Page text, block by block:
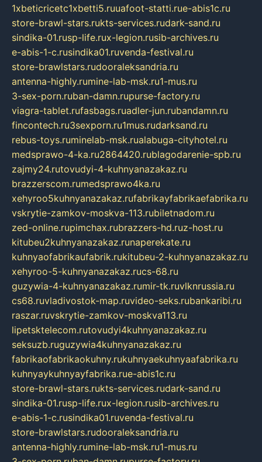
1xbeticricetc1xbetti5.ruuafoot-statti.rue-abis1c.ru
store-brawl-stars.rukts-services.rudark-sand.ru
sindika-01.rusp-life.rux-legion.rusib-archives.ru
e-abis-1-c.rusindika01.ruvenda-festival.ru
store-brawlstars.rudooraleksandria.ru
antenna-highly.rumine-lab-msk.ru1-mus.ru
3-sex-porn.ruban-damn.rupurse-factory.ru
viagra-tablet.rufasbags.ruadler-jun.rubandamn.ru
fincontech.ru3sexporn.ru1mus.rudarksand.ru
rebus-toys.ruminelab-msk.rualabuga-cityhotel.ru
medsprawo-4-ka.ru2864420.rublagodarenie-spb.ru
zajmy24.rutovudyi-4-kuhnyanazakaz.ru
brazzerscom.rumedsprawo4ka.ru
xehyroo5kuhnyanazakaz.rufabrikayfabrikaefabrika.ru
vskrytie-zamkov-moskva-113.rubiletnadom.ru
zed-online.rupimchax.rubrazzers-hd.ruz-host.ru
kitubeu2kuhnyanazakaz.runaperekate.ru
kuhnyaofabrikaufabrik.rukitubeu-2-kuhnyanazakaz.ru
xehyroo-5-kuhnyanazakaz.rucs-68.ru
guzywia-4-kuhnyanazakaz.rumir-tk.ruvlknrussia.ru
cs68.ruvladivostok-map.ruvideo-seks.rubankaribi.ru
raszar.ruvskrytie-zamkov-moskva113.ru
lipetsktelecom.rutovudyi4kuhnyanazakaz.ru
seksuzb.ruguzywia4kuhnyanazakaz.ru
fabrikaofabrikaokuhny.rukuhnyaekuhnyaafabrika.ru
kuhnyaykuhnyayfabrika.rue-abis1c.ru
store-brawl-stars.rukts-services.rudark-sand.ru
sindika-01.rusp-life.rux-legion.rusib-archives.ru
e-abis-1-c.rusindika01.ruvenda-festival.ru
store-brawlstars.rudooraleksandria.ru
antenna-highly.rumine-lab-msk.ru1-mus.ru